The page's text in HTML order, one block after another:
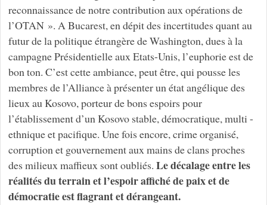
reconnaissance de notre contribution aux opérations de
l’OTAN ». A Bucarest, en dépit des incertitudes quant au
futur de la politique étrangère de Washington, dues à la
campagne Présidentielle aux Etats-Unis, l’euphorie est de
bon ton. C’est cette ambiance, peut être, qui pousse les
membres de l’Alliance à présenter un état angélique des
lieux au Kosovo, porteur de bons espoirs pour
l’établissement d’un Kosovo stable, démocratique, multi -
ethnique et pacifique. Une fois encore, crime organisé,
corruption et gouvernement aux mains de clans proches
des milieux maffieux sont oubliés. Le décalage entre les
réalités du terrain et l’espoir affiché de paix et de
démocratie est flagrant et dérangeant.